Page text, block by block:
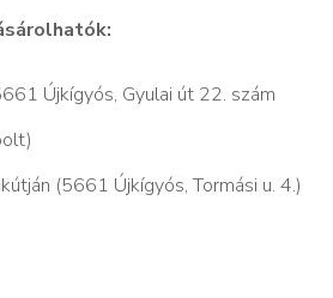
Újkígyós, Gyulai út 22. szám
(5661 Újkígyós, Tormási u. 4.)